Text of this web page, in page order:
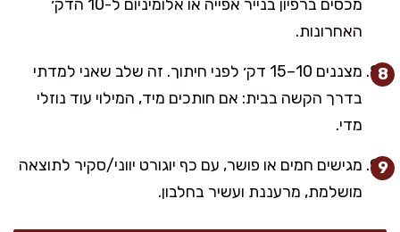
מכסים ברפיון בנייר אפייה או אלומיניום ל-10 הדק׳
האחרונות.
מצננים 10–15 דק׳ לפני חיתוך. זה שלב שאני למדתי
בדרך הקשה בבית: אם חותכים מיד, המילוי עוד נוזלי
מדי.
מגישים חמים או פושר, עם כף יוגורט יווני/סקיר לתוצאה
מושלמת, מרעננת ועשיר בחלבון.